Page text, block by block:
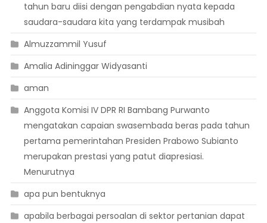
tahun baru diisi dengan pengabdian nyata kepada
saudara-saudara kita yang terdampak musibah
Almuzzammil Yusuf
Amalia Adininggar Widyasanti
aman
Anggota Komisi IV DPR RI Bambang Purwanto
mengatakan capaian swasembada beras pada tahun
pertama pemerintahan Presiden Prabowo Subianto
merupakan prestasi yang patut diapresiasi.
Menurutnya
apa pun bentuknya
apabila berbagai persoalan di sektor pertanian dapat